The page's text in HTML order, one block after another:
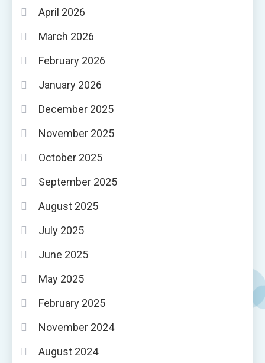
April 2026
March 2026
February 2026
January 2026
December 2025
November 2025
October 2025
September 2025
August 2025
July 2025
June 2025
May 2025
February 2025
November 2024
August 2024